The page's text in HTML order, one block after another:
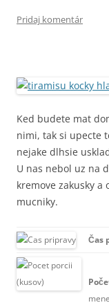
Pridaj komentár
Ked budete mat
nimi, tak si upecte
nejake dlhsie
U nas nebol uz na
kremove zakusky
mucniky.
Čas